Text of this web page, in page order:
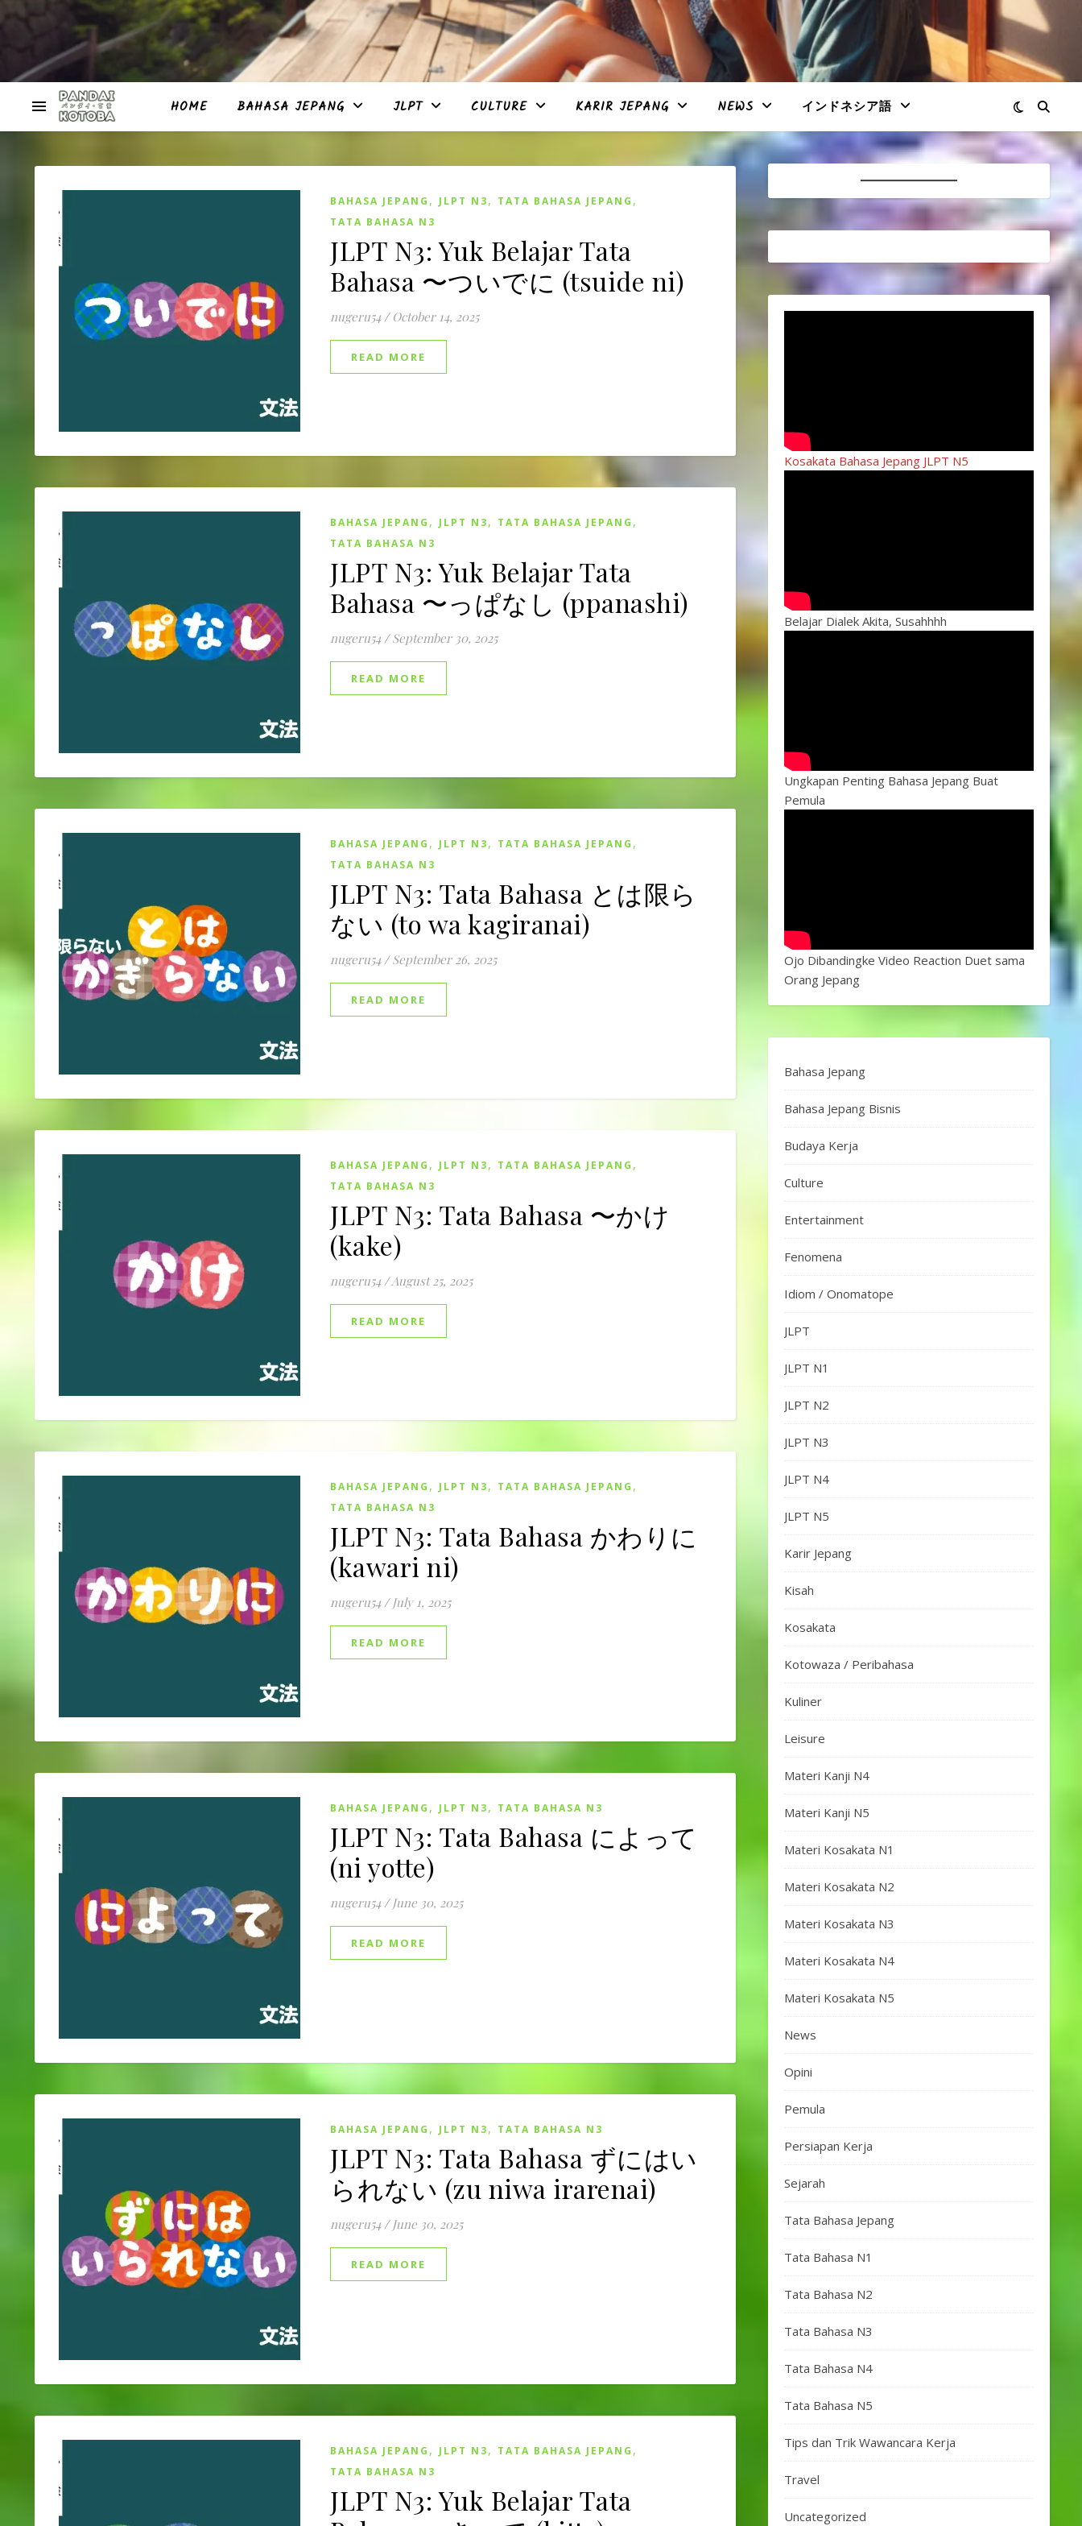
HOME BAHASA JEPANG JLPT CULTURE KARIR JEPANG NEWS インドネシア語
BAHASA JEPANG , JLPT N3, TATA BAHASA JEPANG ,
TATA BAHASA N3
JLPT N3: Yuk Belajar Tata
Bahasa 〜ついでに (tsuide ni)
nugeru54 / October 14, 2025
READ MORE
BAHASA JEPANG , JLPT N3, TATA BAHASA JEPANG ,
TATA BAHASA N3
JLPT N3: Yuk Belajar Tata
Bahasa 〜っぱなし (ppanashi)
nugeru54 / September 30, 2025
READ MORE
BAHASA JEPANG , JLPT N3, TATA BAHASA JEPANG ,
TATA BAHASA N3
JLPT N3: Tata Bahasa とは限ら
ない (to wa kagiranai)
nugeru54 / September 26, 2025
READ MORE
BAHASA JEPANG , JLPT N3, TATA BAHASA JEPANG ,
TATA BAHASA N3
JLPT N3: Tata Bahasa 〜かけ
(kake)
nugeru54 /August 25, 2025
READ MORE
BAHASA JEPANG , JLPT N3, TATA BAHASA JEPANG ,
TATA BAHASA N3
JLPT N3: Tata Bahasa かわりに
(kawari ni)
nugeru54 / July 1, 2025
READ MORE
BAHASA JEPANG , JLPT N3, TATA BAHASA N3
JLPT N3: Tata Bahasa によって
(ni yotte)
nugeru54 / June 30, 2025
READ MORE
BAHASA JEPANG , JLPT N3, TATA BAHASA N3
JLPT N3: Tata Bahasa ずにはい
られない (zu niwa irarenai)
nugeru54 / June 30, 2025
READ MORE
BAHASA JEPANG , JLPT N3, TATA BAHASA JEPANG ,
TATA BAHASA N3
JLPT N3: Yuk Belajar Tata
Kosakata Bahasa Jepang JLPT N5
Belajar Dialek Akita, Susahhhh
Ungkapan Penting Bahasa Jepang Buat
Pemula
Ojo Dibandingke Video Reaction Duet sama
Orang Jepang
Bahasa Jepang
Bahasa Jepang Bisnis
Budaya Kerja
Culture
Entertainment
Fenomena
Idiom / Onomatope
JLPT
JLPT N1
JLPT N2
JLPT N3
JLPT N4
JLPT N5
Karir Jepang
Kisah
Kosakata
Kotowaza / Peribahasa
Kuliner
Leisure
Materi Kanji N4
Materi Kanji N5
Materi Kosakata N1
Materi Kosakata N2
Materi Kosakata N3
Materi Kosakata N4
Materi Kosakata N5
News
Opini
Pemula
Persiapan Kerja
Sejarah
Tata Bahasa Jepang
Tata Bahasa N1
Tata Bahasa N2
Tata Bahasa N3
Tata Bahasa N4
Tata Bahasa N5
Tips dan Trik Wawancara Kerja
Travel
Uncategorized